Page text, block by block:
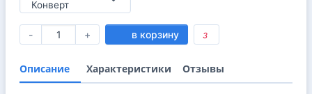
- + в корзину 3
Описание Характеристики Отзывы